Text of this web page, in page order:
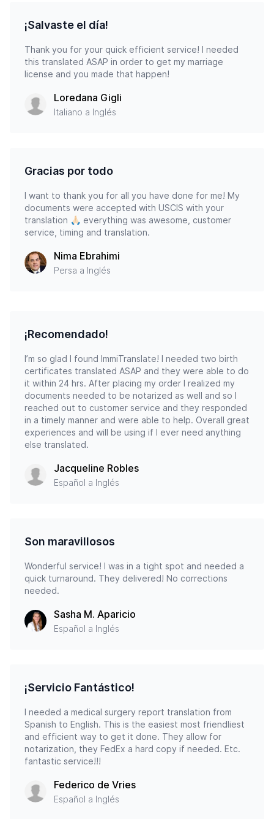
¡Salvaste el día!
Thank you for your quick efficient service! I needed
this translated ASAP in order to get my marriage
license and you made that happen!
Loredana Gigli
Italiano a Inglés
Gracias por todo
I want to thank you for all you have done for me! My
documents were accepted with USCIS with your
translation 🙏🏻 everything was awesome, customer
service, timing and translation.
Nima Ebrahimi
Persa a Inglés
¡Recomendado!
I’m so glad I found ImmiTranslate! I needed two birth
certificates translated ASAP and they were able to do
it within 24 hrs. After placing my order I realized my
documents needed to be notarized as well and so I
reached out to customer service and they responded
in a timely manner and were able to help. Overall great
experiences and will be using if I ever need anything
else translated.
Jacqueline Robles
Español a Inglés
Son maravillosos
Wonderful service! I was in a tight spot and needed a
quick turnaround. They delivered! No corrections
needed.
Sasha M. Aparicio
Español a Inglés
¡Servicio Fantástico!
I needed a medical surgery report translation from
Spanish to English. This is the easiest most friendliest
and efficient way to get it done. They allow for
notarization, they FedEx a hard copy if needed. Etc.
fantastic service!!!
Federico de Vries
Español a Inglés